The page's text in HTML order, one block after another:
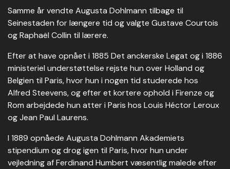
Samme år vendte Augusta Dohlmann tilbage til
Seinestaden for længere tid og valgte Gustave Courtois
og Raphaël Collin til lærere.
Efter at have opnået i 1885 Det anckerske Legat og i 1886
ministeriel understøttelse rejste hun over Holland og
Belgien til Paris, hvor hun i nogen tid studerede hos
Alfred Steevens, og efter et kortere ophold i Firenze og
Rom arbejdede hun atter i Paris hos Louis Héctor Leroux
og Jean Paul Laurens.
I 1889 opnåede Augusta Dohlmann Akademiets
stipendium og drog igen til Paris, hvor hun under
vejledning af Ferdinand Humbert væsentlig malede efter